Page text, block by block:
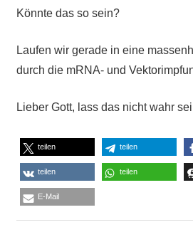
Könnte das so sein?
Laufen wir gerade in eine
durch die mRNA- und
Lieber Gott, lass das nicht wahr
teilen teilen
teilen teilen
E-Mail